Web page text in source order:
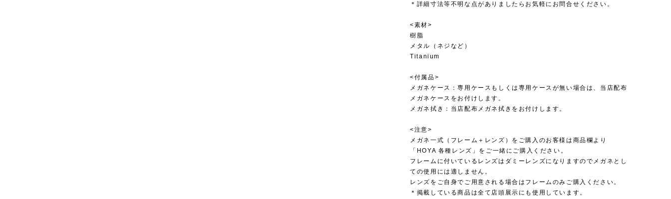
＊詳細寸法等不明な点がありましたらお気軽にお問合せください。
<素材>
樹脂
メタル（ネジなど）
Titanium
<付属品>
メガネケース：専用ケースもしくは専用ケースが無い場合は、当店配布
メガネケースをお付けします。
メガネ拭き：当店配布メガネ拭きをお付けします。
<注意>
メガネ一式（フレーム＋レンズ）をご購入のお客様は商品欄より
「HOYA 各種レンズ」をご一緒にご購入ください。
フレームに付いているレンズはダミーレンズになりますのでメガネとし
ての使用には適しません。
レンズをご自身でご用意される場合はフレームのみご購入ください。
＊掲載している商品は全て店頭展示にも使用しています。